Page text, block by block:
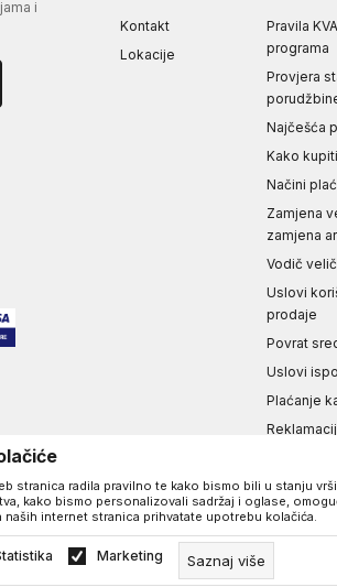
i
Kontakt
Lokacije
Pravila
programa
Provjera
Najčešća
Kako kupiti
Načini
Zamjena
zamjena
Vodič
Uslovi
prodaje
Povrat
Uslovi
Plaćanje
sigurnosti
stranica radila pravilno te kako bismo bili u stanju
kako bismo personalizovali sadržaj i oglase,
internet stranica prihvatate upotrebu kolačića.
Marketing Saznaj više